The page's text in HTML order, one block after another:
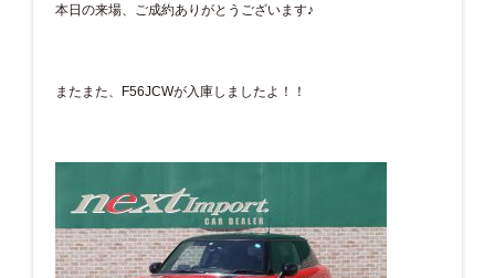
本日の来場、ご成約ありがとうございます♪
またまた、F56JCWが入庫しましたよ！！